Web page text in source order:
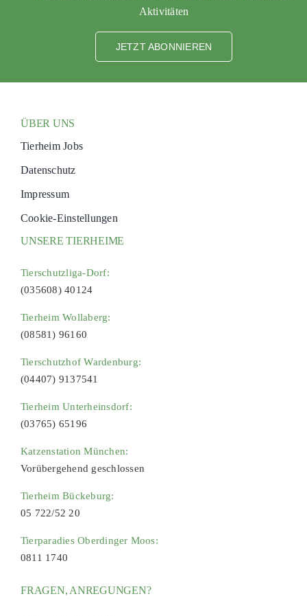
Aktivitäten
JETZT ABONNIEREN
ÜBER UNS
Tierheim Jobs
Datenschutz
Impressum
Cookie-Einstellungen
UNSERE TIERHEIME
Tierschutzliga-Dorf:
(035608) 40124
Tierheim Wollaberg:
(08581) 96160
Tierschutzhof Wardenburg:
(04407) 9137541
Tierheim Unterheinsdorf:
(03765) 65196
Katzenstation München:
Vorübergehend geschlossen
Tierheim Bückeburg:
05 722/52 20
Tierparadies Oberdinger Moos:
0811 1740
FRAGEN, ANREGUNGEN?